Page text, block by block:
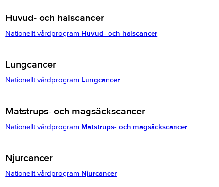
Huvud- och halscancer
Nationellt vårdprogram Huvud- och halscancer
Lungcancer
Nationellt vårdprogram Lungcancer
Matstrups- och magsäckscancer
Nationellt vårdprogram Matstrups- och magsäckscancer
Njurcancer
Nationellt vårdprogram Njurcancer